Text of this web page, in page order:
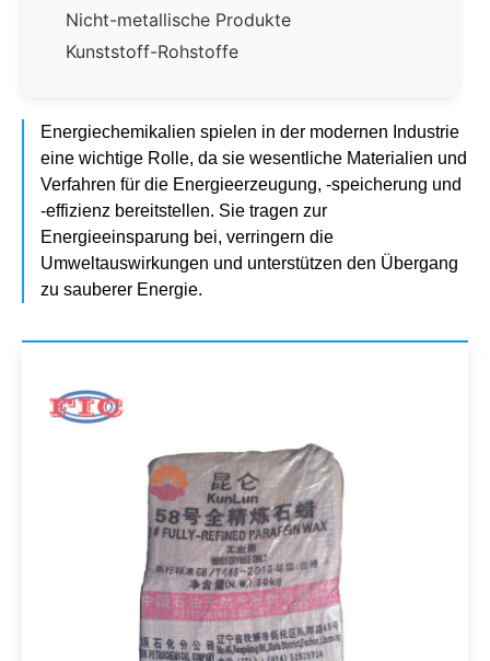
Nicht-metallische Produkte
Kunststoff-Rohstoffe
Energiechemikalien spielen in der modernen Industrie
eine wichtige Rolle, da sie wesentliche Materialien und
Verfahren für die Energieerzeugung, -speicherung und
-effizienz bereitstellen. Sie tragen zur
Energieeinsparung bei, verringern die
Umweltauswirkungen und unterstützen den Übergang
zu sauberer Energie.